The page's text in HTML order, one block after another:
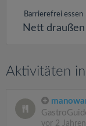
Barrierefrei essen
Nett
Aktivitäten
vor 2 Jahren